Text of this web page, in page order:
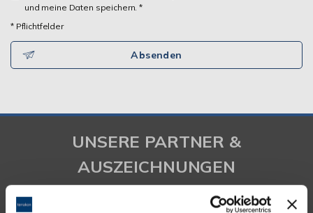
und meine Daten speichern. *
* Pflichtfelder
Absenden
UNSERE PARTNER &
AUSZEICHNUNGEN